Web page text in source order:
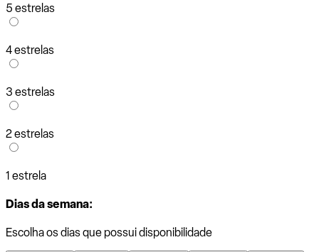
5 estrelas
4 estrelas
3 estrelas
2 estrelas
1 estrela
Dias da semana:
Escolha os dias que possui disponibilidade